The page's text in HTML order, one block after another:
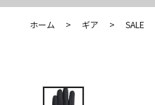
ホーム > ギア > SALE